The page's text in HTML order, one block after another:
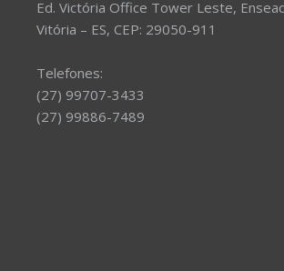
Ed. Victória Office Tower Leste,
Vitória – ES, CEP: 29050-911
Telefones:
(27) 99707-3433
(27) 99886-7489